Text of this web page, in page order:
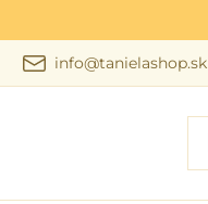
info@tanielashop.sk